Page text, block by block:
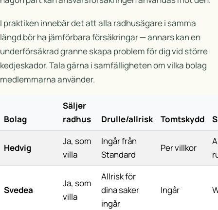
I praktiken innebär det att alla radhusägare i samma
längd bör ha jämförbara försäkringar — annars kan en
underförsäkrad granne skapa problem för dig vid större
kedjeskador. Tala gärna i samfälligheten om vilka bolag
medlemmarna använder.
Bolag
Säljer
radhus
Drulle/allrisk Tomtskydd
Hedvig
Ja, som
villa
Ingår från
Standard
Per villkor
Svedea
Ja, som
villa
Allrisk för
dina saker
ingår
Ingår